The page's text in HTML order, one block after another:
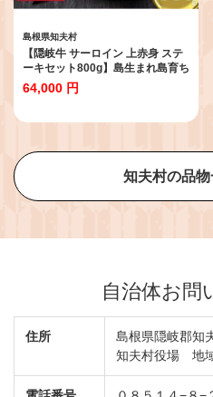
島根県知夫村
【隠岐牛 サーロイン 上赤身 ステ
ーキセット800g】島生まれ島育ち
のブランド黒毛和牛 隠岐牛 黒毛
和牛 牛肉 肉 A4 A5 ブランド牛 サ
ーベキュー ギフト 冷凍
64,000 円
知夫村の品
自治体お問
住所
島根県隠岐郡知
知夫村役場 地